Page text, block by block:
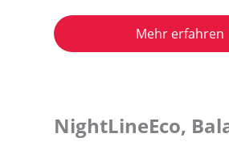
Mehr erfahren
NightLineEco,